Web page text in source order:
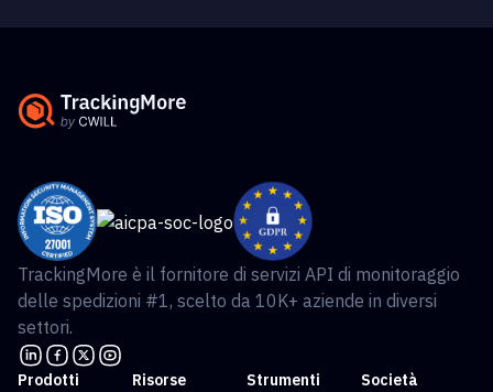
TrackingMore è il fornitore di servizi API di monitoraggio
delle spedizioni #1, scelto da 10K+ aziende in diversi
settori.
Prodotti
Risorse
Strumenti
Società